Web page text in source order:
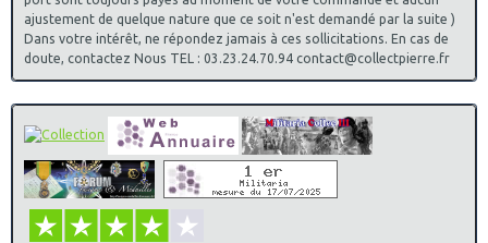
ajustement de quelque nature que ce soit n'est demandé par la suite )
Dans votre intérêt, ne répondez jamais à ces sollicitations. En cas de
doute, contactez Nous TEL : 03.23.24.70.94 contact@collectpierre.fr